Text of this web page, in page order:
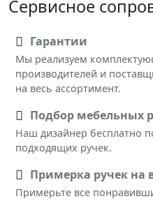
Сервисное
Гарантии
Мы реализуем
производителей и
на весь ассортимент.
Подбор мебельных
Наш дизайнер бесплатно
подходящих ручек.
Примерка ручек на
Примерьте все